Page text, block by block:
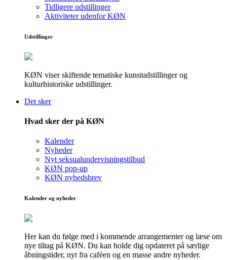
Tidligere udstillinger
Aktiviteter udenfor KØN
Udstillinger
KØN viser skiftende tematiske kunstudstillinger og
kulturhistoriske udstillinger.
Det sker
Hvad sker der på KØN
Kalender
Nyheder
Nyt seksualundervisningstilbud
KØN pop-up
KØN nyhedsbrev
Kalender og nyheder
Her kan du følge med i kommende arrangementer og læse om
nye tiltag på KØN. Du kan holde dig opdateret på særlige
åbningstider, nyt fra caféen og en masse andre nyheder.